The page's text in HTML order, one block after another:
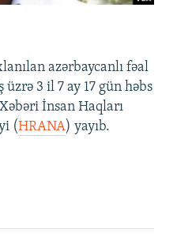
azərbaycanlı fəal
3 il 7 ay 17 gün həbs
İnsan Haqları
(HRANA) yayıb.